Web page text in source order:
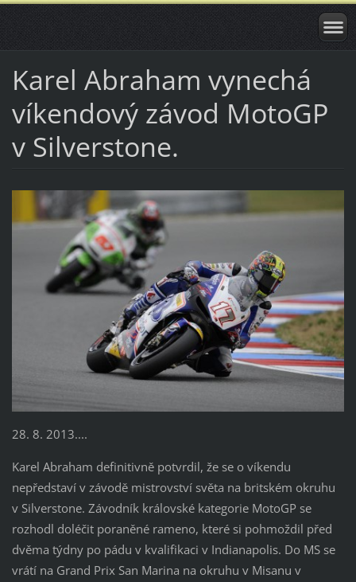
Karel Abraham vynechá
víkendový závod MotoGP
v Silverstone.
28. 8. 2013....
Karel Abraham definitivně potvrdil, že se o víkendu
nepředstaví v závodě mistrovství světa na britském okruhu
v Silverstone. Závodník královské kategorie MotoGP se
rozhodl doléčit poraněné rameno, které si pohmoždil před
dvěma týdny po pádu v kvalifikaci v Indianapolis. Do MS se
vrátí na Grand Prix San Marina na okruhu v Misanu v